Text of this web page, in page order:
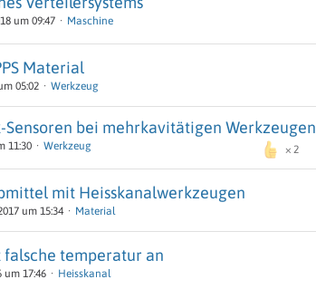
um 09:47 Maschine
Material
05:02 Werkzeug
Sensoren bei mehrkavitätigen Werkzeugen
2
11:30 Werkzeug
mit Heisskanalwerkzeugen
um 15:34 Material
falsche temperatur an
um 17:46 Heisskanal